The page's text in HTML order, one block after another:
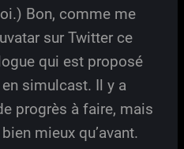
Bon, comme me
sur Twitter ce
qui est proposé
simulcast. Il y a
progrès à faire, mais
mieux qu’avant.